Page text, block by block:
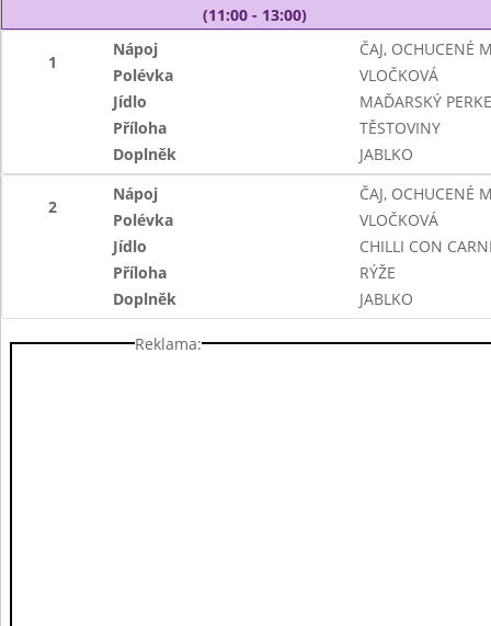
(11:00 - 13:00)
1
Nápoj
ČAJ, OCHUCENÉ
Polévka
VLOČKOVÁ
Jídlo
MAĎARSKÝ
Příloha
TĚSTOVINY
Doplněk
JABLKO
2
Nápoj
ČAJ, OCHUCENÉ
Polévka
VLOČKOVÁ
Jídlo
CHILLI CON
Příloha
RÝŽE
Doplněk
JABLKO
Reklama: